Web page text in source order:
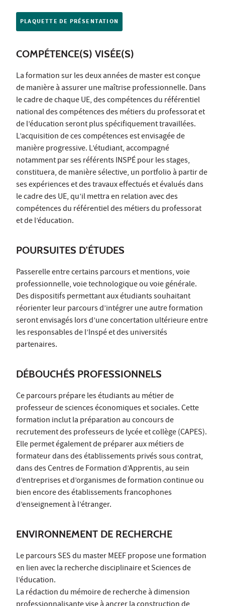
PLAQUETTE DE PRÉSENTATION
COMPÉTENCE(S) VISÉE(S)
La formation sur les deux années de master est conçue
de manière à assurer une maîtrise professionnelle. Dans
le cadre de chaque UE, des compétences du référentiel
national des compétences des métiers du professorat et
de l’éducation seront plus spécifiquement travaillées.
L’acquisition de ces compétences est envisagée de
manière progressive. L’étudiant, accompagné
notamment par ses référents INSPÉ pour les stages,
constituera, de manière sélective, un portfolio à partir de
ses expériences et des travaux effectués et évalués dans
le cadre des UE, qu’il mettra en relation avec des
compétences du référentiel des métiers du professorat
et de l’éducation.
POURSUITES D'ÉTUDES
Passerelle entre certains parcours et mentions, voie
professionnelle, voie technologique ou voie générale.
Des dispositifs permettant aux étudiants souhaitant
réorienter leur parcours d’intégrer une autre formation
seront envisagés lors d’une concertation ultérieure entre
les responsables de l’Inspé et des universités
partenaires.
DÉBOUCHÉS PROFESSIONNELS
Ce parcours prépare les étudiants au métier de
professeur de sciences économiques et sociales. Cette
formation inclut la préparation au concours de
recrutement des professeurs de lycée et collège (CAPES).
Elle permet également de préparer aux métiers de
formateur dans des établissements privés sous contrat,
dans des Centres de Formation d’Apprentis, au sein
d’entreprises et d’organismes de formation continue ou
bien encore des établissements francophones
d’enseignement à l’étranger.
ENVIRONNEMENT DE RECHERCHE
Le parcours SES du master MEEF propose une formation
en lien avec la recherche disciplinaire et Sciences de
l’éducation.
La rédaction du mémoire de recherche à dimension